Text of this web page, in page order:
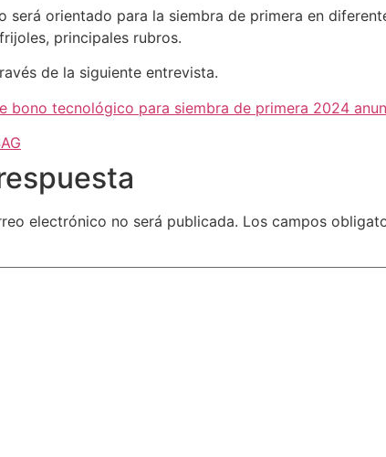
será orientado para la siembra de primera en
principales rubros.
de la siguiente entrevista.
bono tecnológico para siembra de primera 2024
electrónico no será publicada. Los campos